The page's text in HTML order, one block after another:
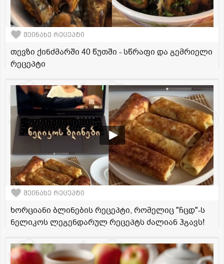
შეინახე რეცეპტი
თევზი ქინძმარში 40 წუთში - სწრაფი და გემრიელი
რეცეპტი
შეინახე რეცეპტი
ხორციანი ბლინების რეცეპტი, რომელიც "ჩცდ"-ს
ნელიკოს ლეგენდარულ რეცეპტს ძალიან ჰგავს!